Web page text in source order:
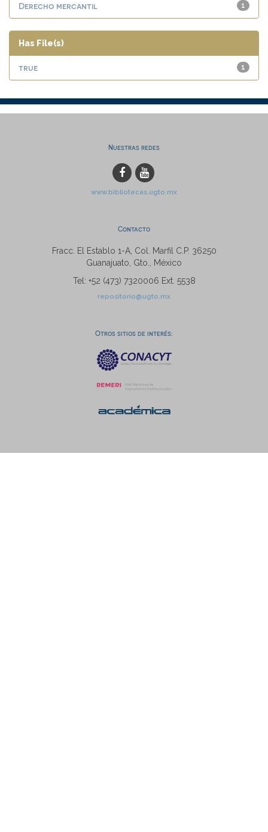
1
Derecho mercantil
Has File(s)
1
true
Nuestras redes
www.bibliotecas.ugto.mx
Contacto
Fracc. El Establo 1-A, Col. Marfil C.P. 36250
Guanajuato, Gto., México
Tel: +52 (473) 7320006 Ext. 5538
repositorio@ugto.mx
Otros sitios de interés: